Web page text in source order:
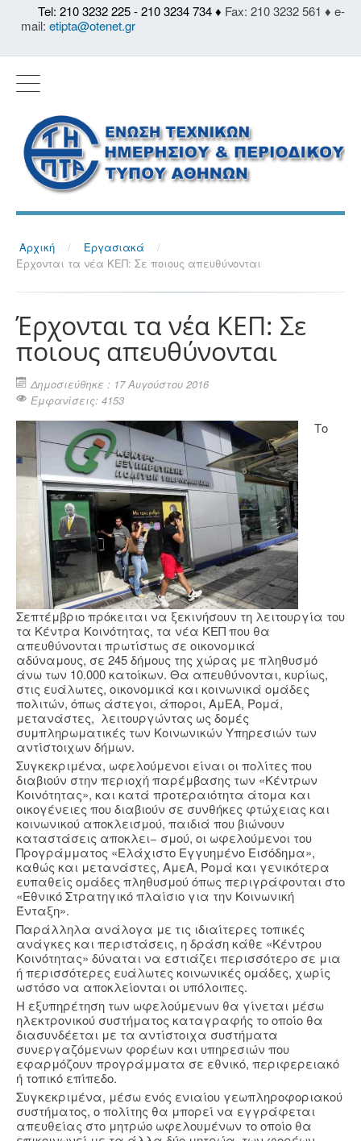
Tel: 210 3232 225 - 210 3234 734 ♦ Fax: 210 3232 561 ♦ e-
mail: etipta@otenet.gr
Αρχική / Εργασιακά
/
Έρχονται τα νέα ΚΕΠ: Σε ποιους απευθύνονται
Έρχονται τα νέα ΚΕΠ: Σε
ποιους απευθύνονται
Δημοσιεύθηκε : 17 Αυγούστου 2016
Εμφανίσεις: 4153
Το
Σεπτέμβριο πρόκειται να ξεκινήσουν τη λειτουργία του
τα Κέντρα Κοινότητας, τα νέα ΚΕΠ που θα
απευθύνονται πρωτίστως σε οικονομικά
αδύναμους, σε 245 δήμους της χώρας με πληθυσμό
άνω των 10.000 κατοίκων. Θα απευθύνονται, κυρίως,
στις ευάλωτες, οικονομικά και κοινωνικά ομάδες
πολιτών, όπως άστεγοι, άποροι, ΑμΕΑ, Ρομά,
μετανάστες, λειτουργώντας ως δομές
συμπληρωματικές των Κοινωνικών Υπηρεσιών των
αντίστοιχων δήμων.
Συγκεκριμένα, ωφελούμενοι είναι οι πολίτες που
διαβιούν στην περιοχή παρέμβασης των «Κέντρων
Κοινότητας», και κατά προτεραιότητα άτομα και
οικογένειες που διαβιούν σε συνθήκες φτώχειας και
κοινωνικού αποκλεισμού, παιδιά που βιώνουν
καταστάσεις αποκλει− σμού, οι ωφελούμενοι του
Προγράμματος «Ελάχιστο Εγγυημένο Εισόδημα»,
καθώς και μετανάστες, ΑμεΑ, Ρομά και γενικότερα
ευπαθείς ομάδες πληθυσμού όπως περιγράφονται στο
«Εθνικό Στρατηγικό πλαίσιο για την Κοινωνική
Ένταξη».
Παράλληλα ανάλογα με τις ιδιαίτερες τοπικές
ανάγκες και περιστάσεις, η δράση κάθε «Κέντρου
Κοινότητας» δύναται να εστιάζει περισσότερο σε μια
ή περισσότερες ευάλωτες κοινωνικές ομάδες, χωρίς
ωστόσο να αποκλείονται οι υπόλοιπες.
Η εξυπηρέτηση των ωφελούμενων θα γίνεται μέσω
ηλεκτρονικού συστήματος καταγραφής το οποίο θα
διασυνδέεται με τα αντίστοιχα συστήματα
συνεργαζόμενων φορέων και υπηρεσιών που
εφαρμόζουν προγράμματα σε εθνικό, περιφερειακό
ή τοπικό επίπεδο.
Συγκεκριμένα, μέσω ενός ενιαίου γεωπληροφοριακού
συστήματος, ο πολίτης θα μπορεί να εγγράφεται
απευθείας στο μητρώο ωφελουμένων το οποίο θα